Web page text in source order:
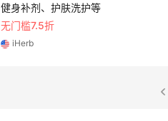
健身补剂、护肤洗护等
无门槛7.5折
iHerb